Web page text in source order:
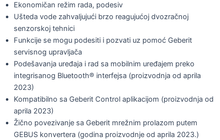
Ekonomičan režim rada, podesiv
Ušteda vode zahvaljujući brzo reagujućoj dvozračnoj
senzorskoj tehnici
Funkcije se mogu podesiti i pozvati uz pomoć Geberit
servisnog upravljača
Podešavanja uređaja i rad sa mobilnim uređajem preko
integrisanog Bluetooth® interfejsa (proizvodnja od aprila
2023)
Kompatibilno sa Geberit Control aplikacijom (proizvodnja od
aprila 2023)
Žično povezivanje sa Geberit mrežnim prolazom putem
GEBUS konvertera (godina proizvodnje od aprila 2023.)